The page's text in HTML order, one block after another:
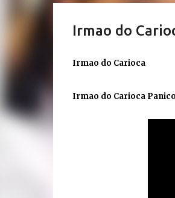
Irmao do
Irmao do Carioca
Irmao do Carioca